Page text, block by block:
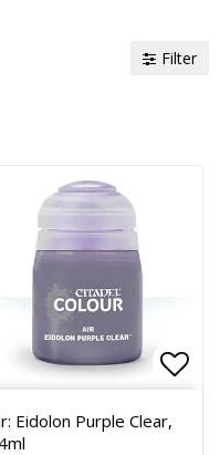
Filter
i favoritlistan
Eidolon Purple Clear,